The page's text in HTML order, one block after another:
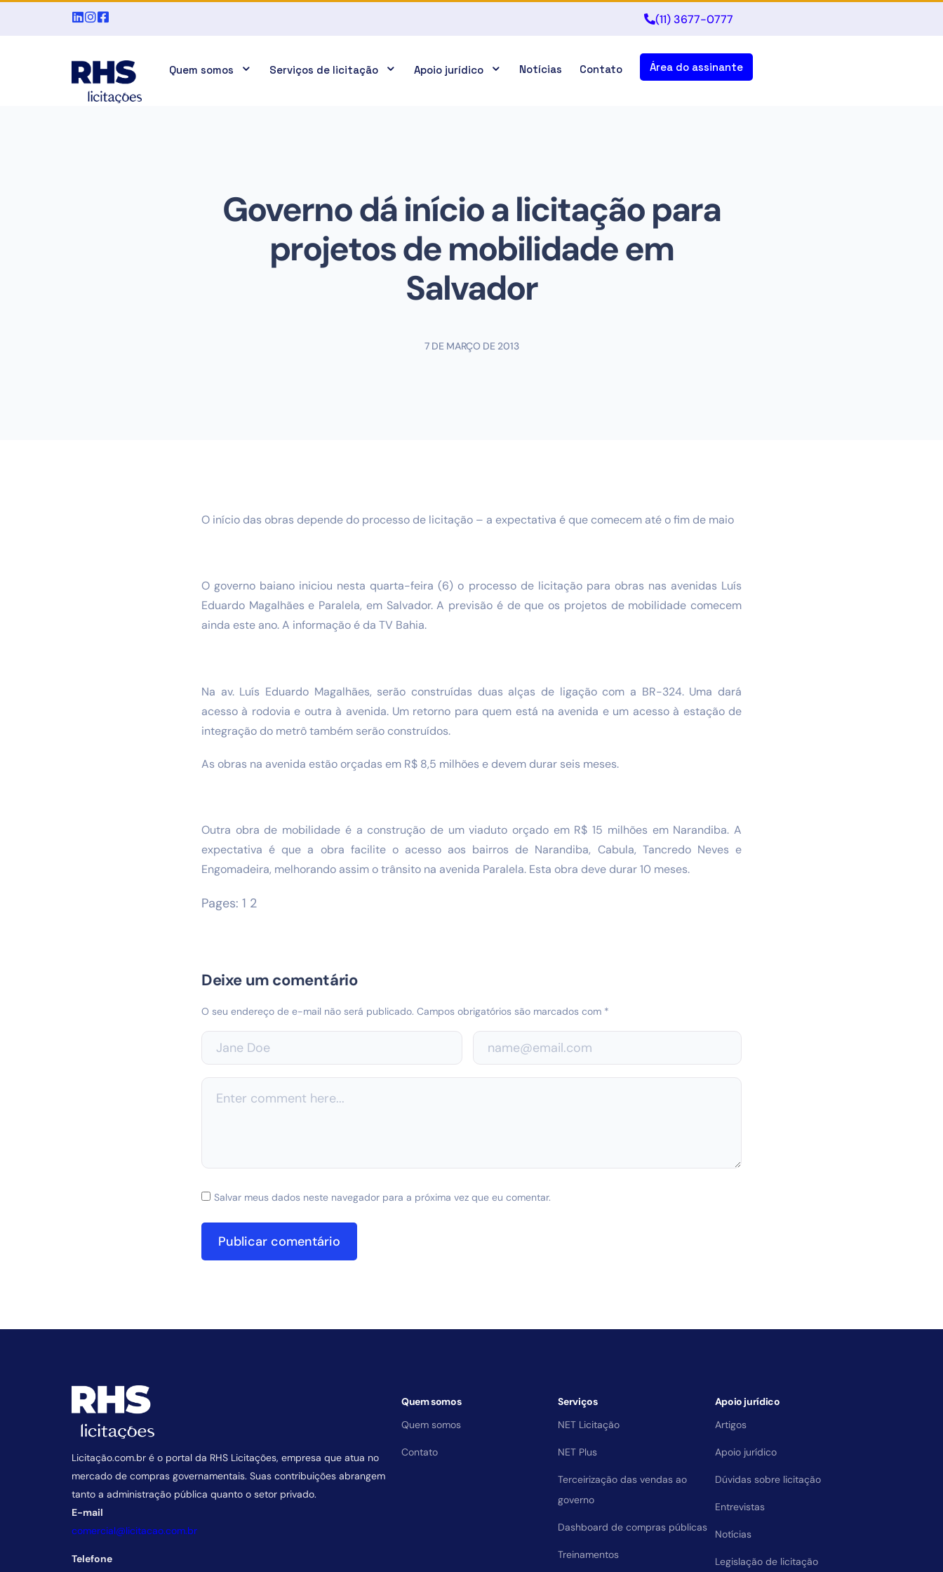
(11) 3677-0777
Quem somos Serviços de licitação Apoio jurídico Notícias Contato Área do assinante
Governo dá início a licitação para
projetos de mobilidade em
Salvador
7 DE MARÇO DE 2013
O início das obras depende do processo de licitação – a expectativa é que comecem até o fim de maio
O governo baiano iniciou nesta quarta-feira (6) o processo de licitação para obras nas avenidas Luís
Eduardo Magalhães e Paralela, em Salvador. A previsão é de que os projetos de mobilidade comecem
ainda este ano. A informação é da TV Bahia.
Na av. Luís Eduardo Magalhães, serão construídas duas alças de ligação com a BR-324. Uma dará
acesso à rodovia e outra à avenida. Um retorno para quem está na avenida e um acesso à estação de
integração do metrô também serão construídos.
As obras na avenida estão orçadas em R$ 8,5 milhões e devem durar seis meses.
Outra obra de mobilidade é a construção de um viaduto orçado em R$ 15 milhões em Narandiba. A
expectativa é que a obra facilite o acesso aos bairros de Narandiba, Cabula, Tancredo Neves e
Engomadeira, melhorando assim o trânsito na avenida Paralela. Esta obra deve durar 10 meses.
Pages: 1 2
Deixe um comentário
O seu endereço de e-mail não será publicado. Campos obrigatórios são marcados com *
Salvar meus dados neste navegador para a próxima vez que eu comentar.
Licitação.com.br é o portal da RHS Licitações, empresa que atua no
mercado de compras governamentais. Suas contribuições abrangem
tanto a administração pública quanto o setor privado.
E-mail
comercial@licitacao.com.br
Telefone
Quem somos
Quem somos
Contato
Serviços
NET Licitação
NET Plus
Terceirização das vendas ao
governo
Dashboard de compras públicas
Treinamentos
Apoio jurídico
Artigos
Apoio jurídico
Dúvidas sobre licitação
Entrevistas
Notícias
Legislação de licitação